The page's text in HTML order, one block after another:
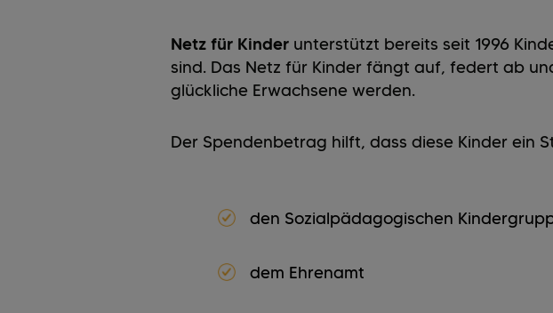
Netz für Kinder unterstützt bereits seit 1996
sind. Das Netz für Kinder fängt auf, federt ab
glückliche Erwachsene werden.
Der Spendenbetrag hilft, dass diese Kinder ein
den Sozialpädagogischen
dem Ehrenamt